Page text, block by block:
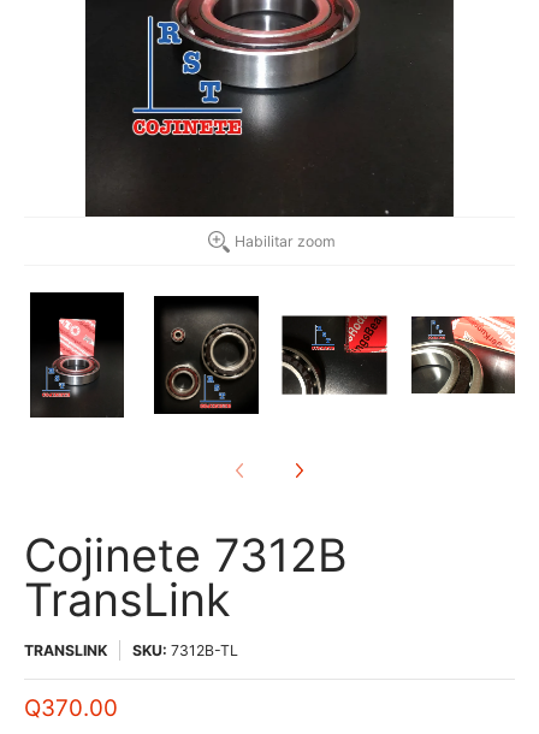
Habilitar zoom
Cojinete 7312B
TransLink
TRANSLINK SKU: 7312B-TL
Q370.00